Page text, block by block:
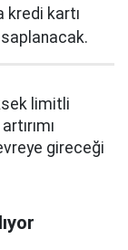
kredi kartı
limitli
gireceği